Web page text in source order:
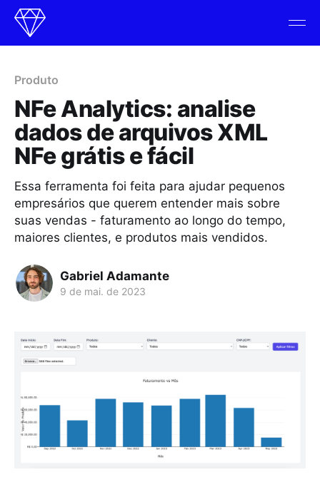
Produto
NFe Analytics: analise
dados de arquivos XML
NFe grátis e fácil
Essa ferramenta foi feita para ajudar pequenos
empresários que querem entender mais sobre
suas vendas - faturamento ao longo do tempo,
maiores clientes, e produtos mais vendidos.
Gabriel Adamante
9 de mai. de 2023